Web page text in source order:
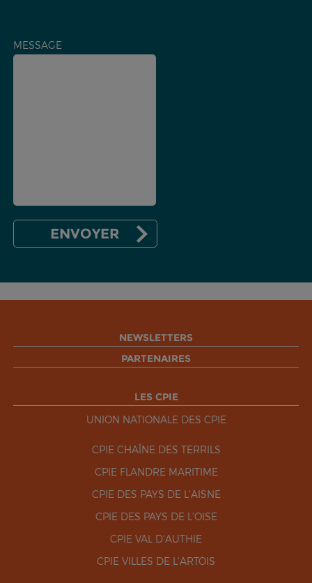
MESSAGE
NEWSLETTERS
PARTENAIRES
LES CPIE
UNION NATIONALE DES CPIE
CPIE CHAÎNE DES TERRILS
CPIE FLANDRE MARITIME
CPIE DES PAYS DE L'AISNE
CPIE DES PAYS DE L'OISE
CPIE VAL D'AUTHIE
CPIE VILLES DE L'ARTOIS